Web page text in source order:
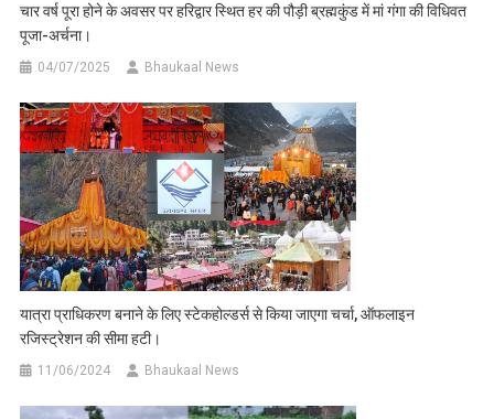
चार वर्ष पूरा होने के अवसर पर हरिद्वार स्थित हर की पौड़ी ब्रह्मकुंड में मां गंगा की विधिवत
पूजा-अर्चना।
04/07/2025 Bhaukaal News
यात्रा प्राधिकरण बनाने के लिए स्टेकहोल्डर्स से किया जाएगा चर्चा, ऑफलाइन
रजिस्ट्रेशन की सीमा हटी।
11/06/2024 Bhaukaal News